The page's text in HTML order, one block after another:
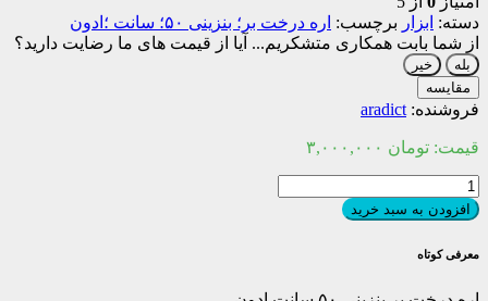
دسته: ابزار برچسب: اره درخت بر؛ بنزینی ۵۰؛ سانت ؛ادون
از شما بابت همکاری متشکریم... آیا از قیمت های ما رضایت دارید؟
بله
خیر
مقایسه
فروشنده: aradict
قیمت: تومان
اره
درخت
بر
بنزینی
۵۰
سانت
افزودن به سبد خرید
معرفی کوتاه